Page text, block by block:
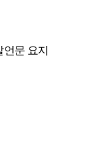
문 요지